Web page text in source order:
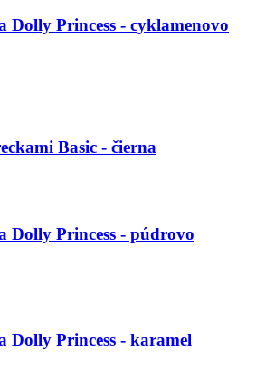
Dolly Princess - cyklamenovo
Basic - čierna
Dolly Princess - púdrovo
Dolly Princess - karamel